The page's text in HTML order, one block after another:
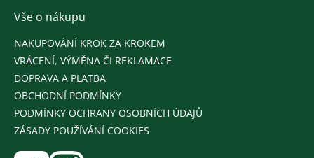
Vše o nákupu
NAKUPOVÁNÍ KROK ZA KROKEM
VRÁCENÍ, VÝMĚNA ČI REKLAMACE
DOPRAVA A PLATBA
OBCHODNÍ PODMÍNKY
PODMÍNKY OCHRANY OSOBNÍCH ÚDAJŮ
ZÁSADY POUŽÍVÁNÍ COOKIES